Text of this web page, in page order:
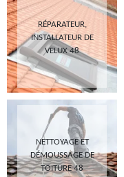
RÉPARATEUR,
INSTALLATEUR DE
VELUX 48
NETTOYAGE ET
DÉMOUSSAGE DE
TOITURE 48